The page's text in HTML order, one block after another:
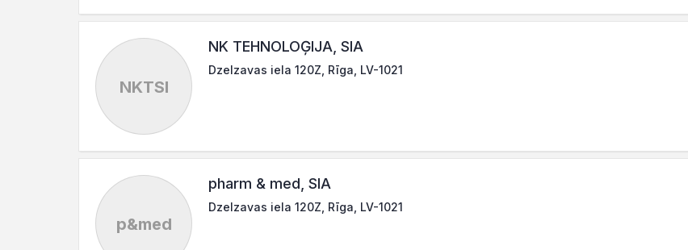
NKTSI
NK TEHNOLOĢIJA, SIA
Dzelzavas iela 120Z, Rīga, LV-1021
p&med
pharm & med, SIA
Dzelzavas iela 120Z, Rīga, LV-1021